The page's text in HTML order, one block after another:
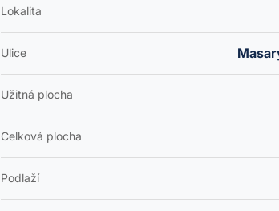
Lokalita
Ulice
Užitná plocha
Celková plocha
Podlaží